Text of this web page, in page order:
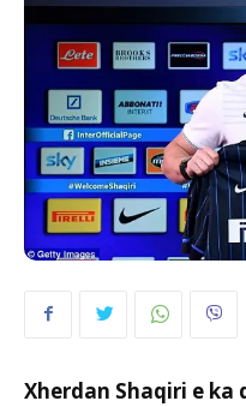
Xherdan Shaqiri e